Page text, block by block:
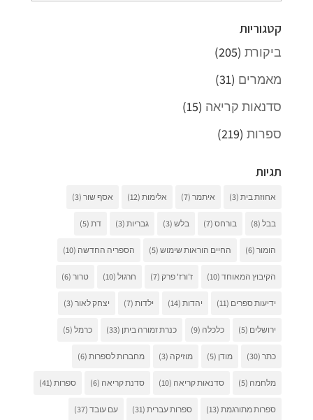
קטגוריות
ביקורת(205)
מאמרים (31)
סדנאות קריאה (15)
ספרות(219)
תגיות
אחוזת בית(3) איתמר(7) אלימות(12) אסף שור(3)
בבל(8) בורחס(7) בלש(3) גבריות(3) דת(5)
הומור(6) החיים הוראות שימוש(5) הספריה החדשה (10)
הקיבוץ המאוחד(10) ז'ורז' פרק(7) חרגול(10) טרור(6)
ידיעות ספרים (11) יהדות(14) ילדות(7) יצחק לאור(3)
ירושלים (5) כלכלה (9) כנרת זמורה ביתן (33) כרמל(5)
כתר(30) מודן (5) מוזיקה (3) מחברות לספרות(6)
מלחמה (5) סדנאות קריאה (10) סדנת קריאה (6) ספרות(41)
ספרות מתורגמת(13) ספרות עברית(31) עם עובד(37)